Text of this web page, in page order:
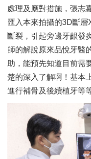
處理及應對措施，張志
匯入本來拍攝的3D斷
斷裂，引起旁邊牙齦發
師的解說原來品悅牙醫
助，能預先知道目前需
楚的深入了解啊！基本
進行補骨及後續植牙等